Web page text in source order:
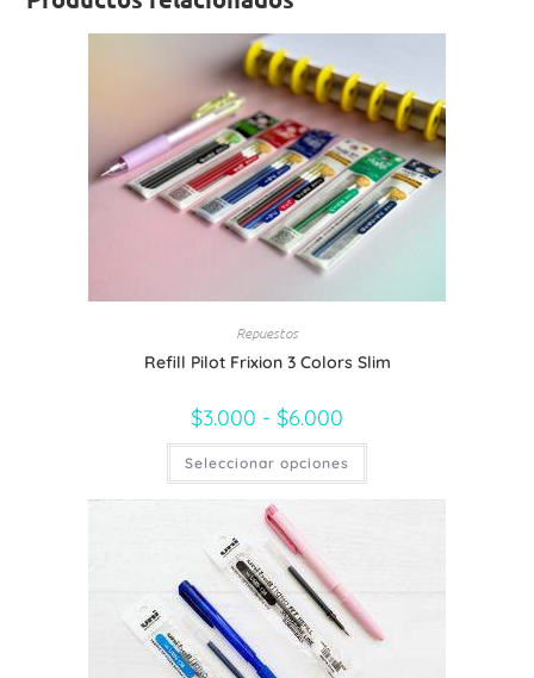
Repuestos
Refill Pilot Frixion 3 Colors Slim
$3.000 - $6.000
Seleccionar opciones